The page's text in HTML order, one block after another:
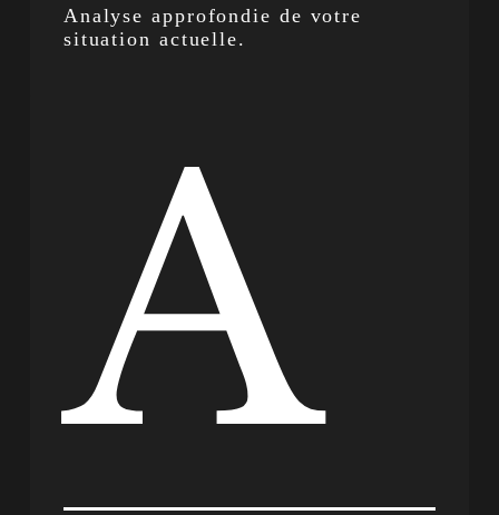
Analyse approfondie de votre
situation actuelle.
A